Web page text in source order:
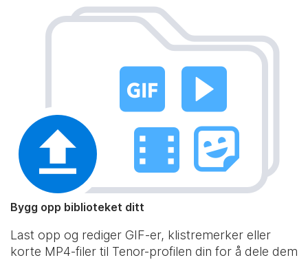
Bygg opp biblioteket ditt
Last opp og rediger GIF-er, klistremerker eller
korte MP4-filer til Tenor-profilen din for å dele dem